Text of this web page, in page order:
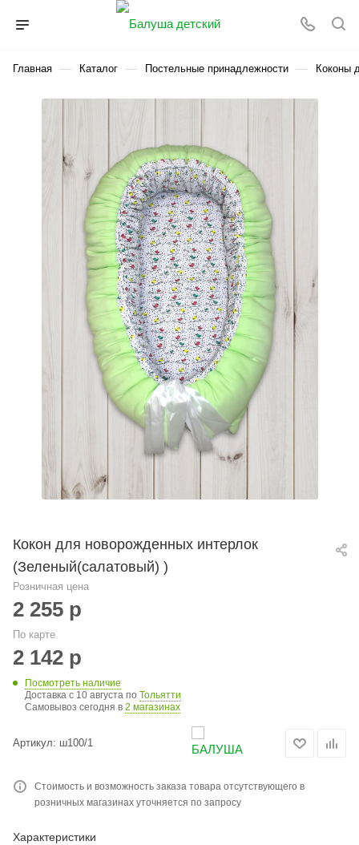
Главная — Каталог — Постельные принадлежности — Коконы
Кокон для новорожденных интерлок
(Зеленый(салатовый) )
Розничная цена
2 255 р
По карте
2 142 р
Посмотреть наличие
Доставка с 10 августа по Тольятти
Самовывоз сегодня в 2 магазинах
Артикул: ш100/1
Стоимость и возможность заказа товара отсутствующего в
розничных магазинах уточняется по запросу
Характеристики